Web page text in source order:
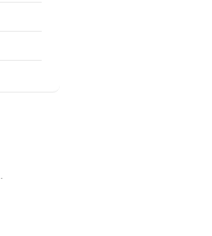
.